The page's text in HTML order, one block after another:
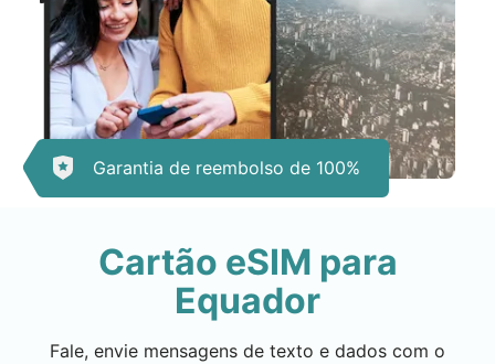
Garantia de reembolso de 100%
Cartão eSIM para
Equador
Fale, envie mensagens de texto e dados com o